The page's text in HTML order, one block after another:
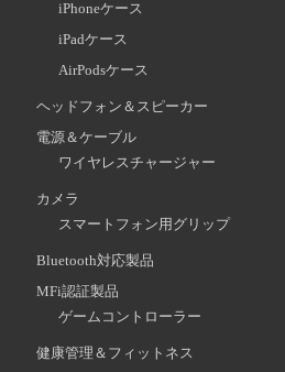
iPhoneケース
iPadケース
AirPodsケース
ヘッドフォン＆スピーカー
電源＆ケーブル
ワイヤレスチャージャー
カメラ
スマートフォン用グリップ
Bluetooth対応製品
MFi認証製品
ゲームコントローラー
健康管理＆フィットネス